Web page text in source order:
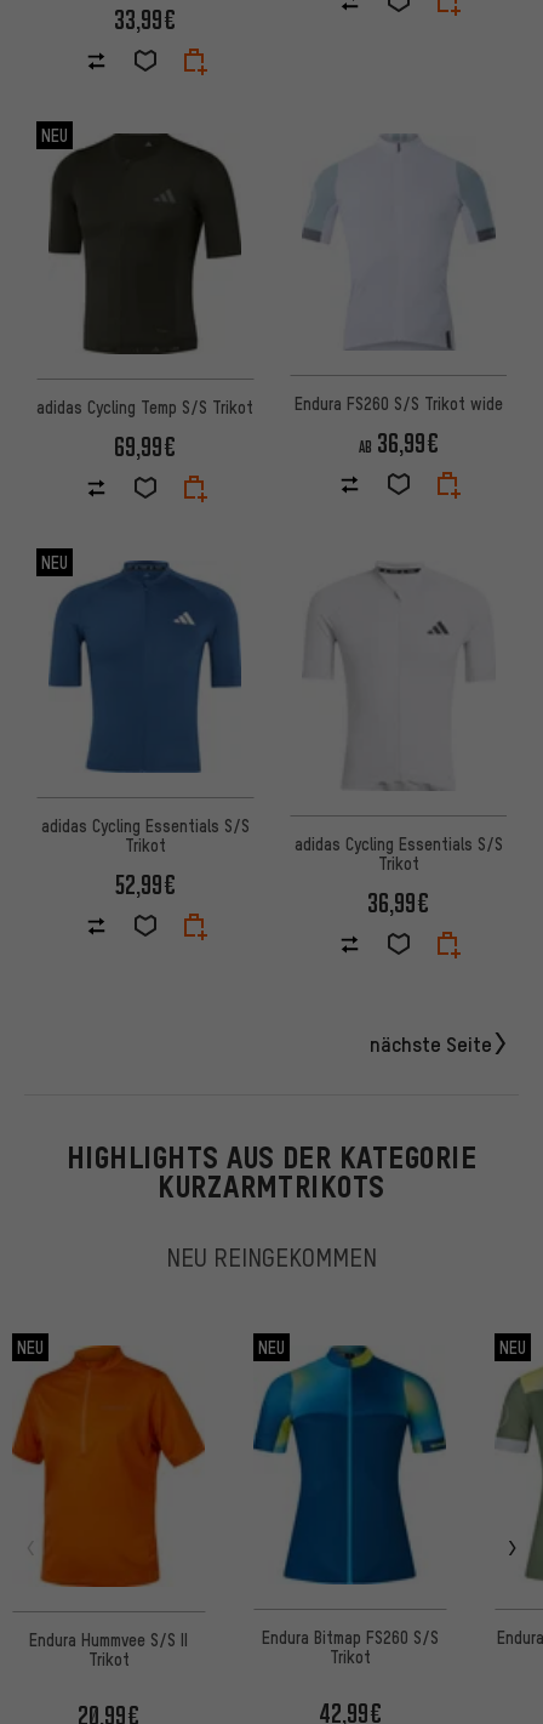
33,99€
NEU
adidas Cycling Temp S/S Trikot
69,99€
Endura FS260 S/S Trikot wide
AB 36,99€
NEU
adidas Cycling Essentials S/S
Trikot
52,99€
adidas Cycling Essentials S/S
Trikot
36,99€
nächste Seite
HIGHLIGHTS AUS DER KATEGORIE
KURZARMTRIKOTS
NEU REINGEKOMMEN
NEU
Endura Hummvee S/S II
Trikot
20,99€
NEU
Endura Bitmap FS260 S/S
Trikot
42,99€
NEU